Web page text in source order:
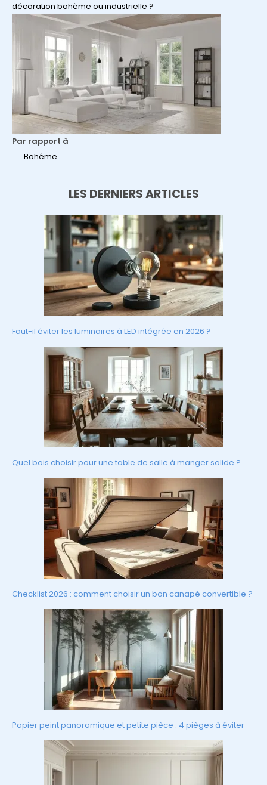
décoration bohème ou industrielle ?
Par rapport à
Bohême
LES DERNIERS ARTICLES
Faut-il éviter les luminaires à LED intégrée en 2026 ?
Quel bois choisir pour une table de salle à manger solide ?
Checklist 2026 : comment choisir un bon canapé convertible ?
Papier peint panoramique et petite pièce : 4 pièges à éviter